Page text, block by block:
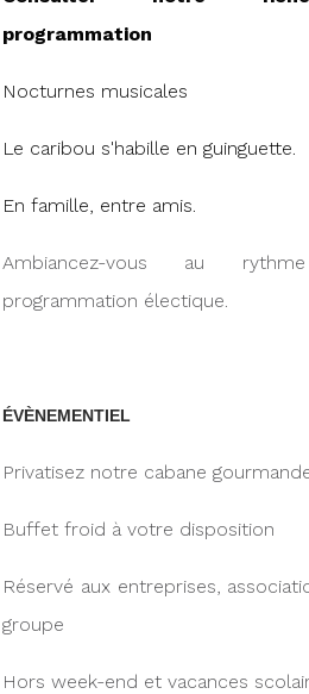
programmation
Nocturnes musicales
Le caribou s'habille en guinguette.
En famille, entre amis.
Ambiancez-vous au
programmation électique.
ÉVÈNEMENTIEL
Privatisez notre cabane
Buffet froid à votre disposition
Réservé aux entreprises,
groupe
Hors week-end et vacances